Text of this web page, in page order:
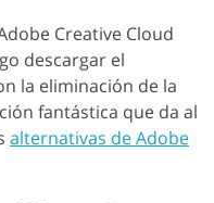
Creative Cloud
descargar el
la eliminación de la
fantástica que da al
alternativas de Adobe